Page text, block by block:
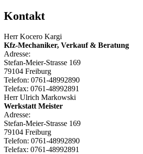
Kontakt
Herr Kocero Kargi
Kfz-Mechaniker, Verkauf & Beratung
Adresse:
Stefan-Meier-Strasse 169
79104 Freiburg
Telefon: 0761-48992890
Telefax: 0761-48992891
Herr Ulrich Markowski
Werkstatt Meister
Adresse:
Stefan-Meier-Strasse 169
79104 Freiburg
Telefon: 0761-48992890
Telefax: 0761-48992891